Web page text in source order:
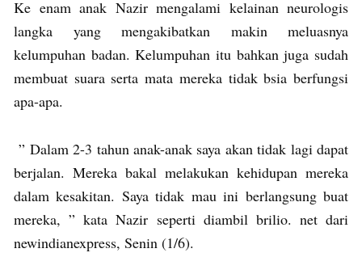
Ke enam anak Nazir mengalami kelainan neurologis
langka yang mengakibatkan makin meluasnya
kelumpuhan badan. Kelumpuhan itu bahkan juga sudah
membuat suara serta mata mereka tidak bsia berfungsi
apa-apa.
” Dalam 2-3 tahun anak-anak saya akan tidak lagi dapat
berjalan. Mereka bakal melakukan kehidupan mereka
dalam kesakitan. Saya tidak mau ini berlangsung buat
mereka, ” kata Nazir seperti diambil brilio. net dari
newindianexpress, Senin (1/6).